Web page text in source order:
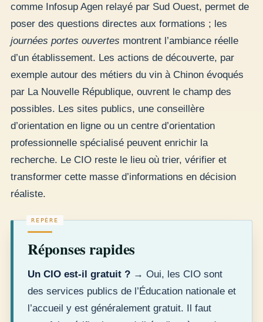
comme Infosup Agen relayé par Sud Ouest, permet de
poser des questions directes aux formations ; les
journées portes ouvertes montrent l’ambiance réelle
d’un établissement. Les actions de découverte, par
exemple autour des métiers du vin à Chinon évoqués
par La Nouvelle République, ouvrent le champ des
possibles. Les sites publics, une conseillère
d’orientation en ligne ou un centre d’orientation
professionnelle spécialisé peuvent enrichir la
recherche. Le CIO reste le lieu où trier, vérifier et
transformer cette masse d’informations en décision
réaliste.
Réponses rapides
Un CIO est-il gratuit ? → Oui, les CIO sont
des services publics de l’Éducation nationale et
l’accueil y est généralement gratuit. Il faut